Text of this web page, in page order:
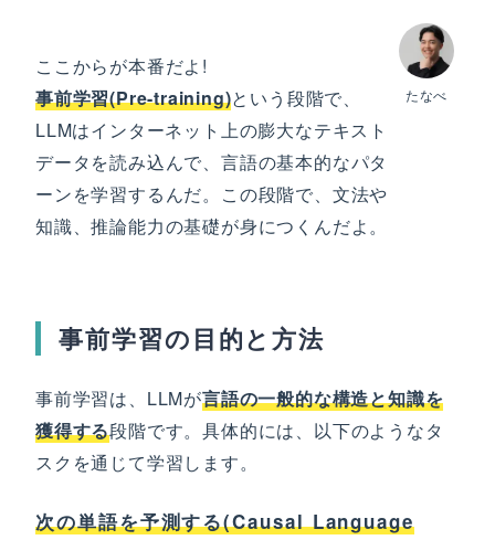
たなべ
ここからが本番だよ!
事前学習(Pre-training)という段階で、
LLMはインターネット上の膨大なテキスト
データを読み込んで、言語の基本的なパタ
ーンを学習するんだ。この段階で、文法や
知識、推論能力の基礎が身につくんだよ。
事前学習の目的と方法
事前学習は、LLMが言語の一般的な構造と知識を
獲得する段階です。具体的には、以下のようなタ
スクを通じて学習します。
次の単語を予測する(Causal Language